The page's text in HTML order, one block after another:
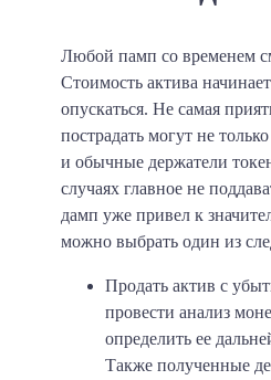
Любой памп со временем
Стоимость актива
опускаться. Не самая
пострадать могут не
и обычные держатели
случаях главное не
дамп уже привел к
можно выбрать один из
Продать актив с
провести анализ
определить ее
Также полученные